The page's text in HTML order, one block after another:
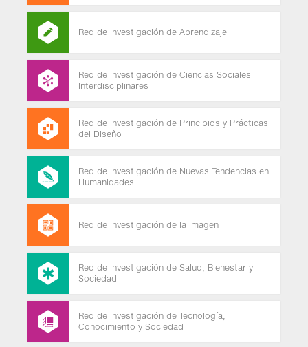
Red de Investigación de Aprendizaje
Red de Investigación de Ciencias Sociales
Interdisciplinares
Red de Investigación de Principios y Prácticas
del Diseño
Red de Investigación de Nuevas Tendencias en
Humanidades
Red de Investigación de la Imagen
Red de Investigación de Salud, Bienestar y
Sociedad
Red de Investigación de Tecnología,
Conocimiento y Sociedad